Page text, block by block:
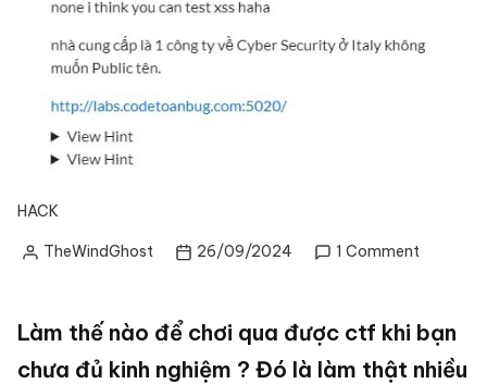
HACK
PostedTheWindGhost 26/09/2024 1 Comment
Làm thế nào để chơi qua được ctf khi bạn
chưa đủ kinh nghiệm ? Đó là làm thật nhiều